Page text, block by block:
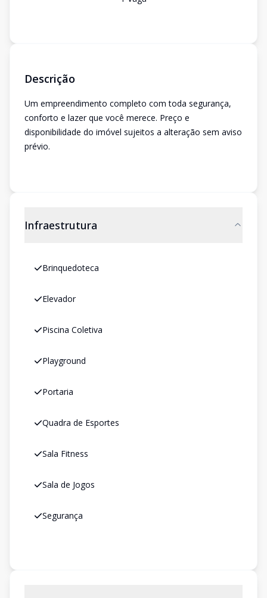
Descrição
Um empreendimento completo com toda segurança,
conforto e lazer que você merece. Preço e
disponibilidade do imóvel sujeitos a alteração sem aviso
prévio.
Infraestrutura
Brinquedoteca
Elevador
Piscina Coletiva
Playground
Portaria
Quadra de Esportes
Sala Fitness
Sala de Jogos
Segurança